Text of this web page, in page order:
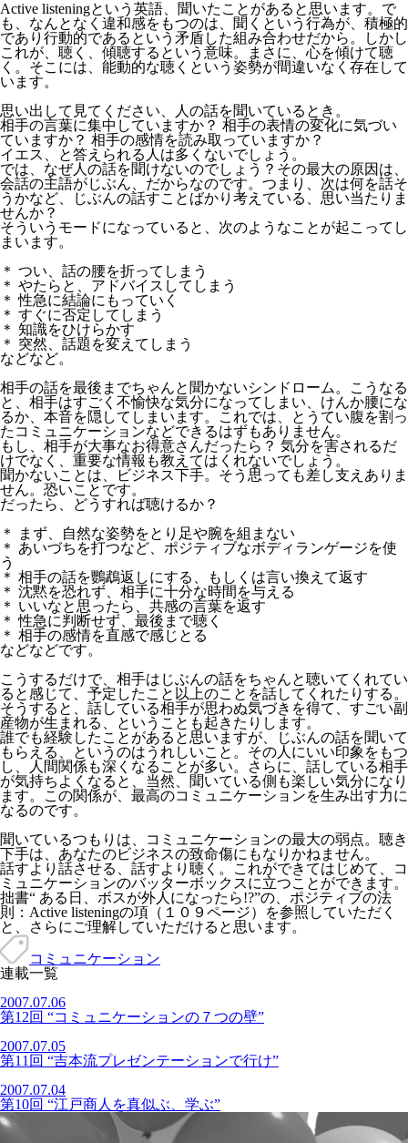
Active listeningという英語、聞いたことがあると思います。で
も、なんとなく違和感をもつのは、聞くという行為が、積極的
であり行動的であるという矛盾した組み合わせだから。しかし
これが、聴く、傾聴するという意味。まさに、心を傾けて聴
く。そこには、能動的な聴くという姿勢が間違いなく存在して
います。
思い出して見てください、人の話を聞いているとき。
相手の言葉に集中していますか？ 相手の表情の変化に気づい
ていますか？ 相手の感情を読み取っていますか？
イエス、と答えられる人は多くないでしょう。
では、なぜ人の話を聞けないのでしょう？その最大の原因は、
会話の主語がじぶん、だからなのです。つまり、次は何を話そ
うかなど、じぶんの話すことばかり考えている、思い当たりま
せんか？
そういうモードになっていると、次のようなことが起こってし
まいます。
＊ つい、話の腰を折ってしまう
＊ やたらと、アドバイスしてしまう
＊ 性急に結論にもっていく
＊ すぐに否定してしまう
＊ 知識をひけらかす
＊ 突然、話題を変えてしまう
などなど。
相手の話を最後までちゃんと聞かないシンドローム。こうなる
と、相手はすごく不愉快な気分になってしまい、けんか腰にな
るか、本音を隠してしまいます。これでは、とうてい腹を割っ
たコミュニケーションなどできるはずもありません。
もし、相手が大事なお得意さんだったら？ 気分を害されるだ
けでなく、重要な情報も教えてはくれないでしょう。
聞かないことは、ビジネス下手。そう思っても差し支えありま
せん。恐いことです。
だったら、どうすれば聴けるか？
＊ まず、自然な姿勢をとり足や腕を組まない
＊ あいづちを打つなど、ポジティブなボディランゲージを使
う
＊ 相手の話を鸚鵡返しにする、もしくは言い換えて返す
＊ 沈黙を恐れず、相手に十分な時間を与える
＊ いいなと思ったら、共感の言葉を返す
＊ 性急に判断せず、最後まで聴く
＊ 相手の感情を直感で感じとる
などなどです。
こうするだけで、相手はじぶんの話をちゃんと聴いてくれてい
ると感じて、予定したこと以上のことを話してくれたりする。
そうすると、話している相手が思わぬ気づきを得て、すごい副
産物が生まれる、ということも起きたりします。
誰でも経験したことがあると思いますが、じぶんの話を聞いて
もらえる、というのはうれしいこと。その人にいい印象をもつ
し、人間関係も深くなることが多い。さらに、話している相手
が気持ちよくなると、当然、聞いている側も楽しい気分になり
ます。この関係が、最高のコミュニケーションを生み出す力に
なるのです。
聞いているつもりは、コミュニケーションの最大の弱点。聴き
下手は、あなたのビジネスの致命傷にもなりかねません。
話すより話させる、話すより聴く。これができてはじめて、コ
ミュニケーションのバッターボックスに立つことができます。
拙書“ ある日、ボスが外人になったら!?”の、ポジティブの法
則：Active listeningの項（１０９ページ）を参照していただく
と、さらにご理解していただけると思います。
コミュニケーション
連載一覧
2007.07.06
第12回 “コミュニケーションの７つの壁”
2007.07.05
第11回 “吉本流プレゼンテーションで行け”
2007.07.04
第10回 “江戸商人を真似ぶ、学ぶ”